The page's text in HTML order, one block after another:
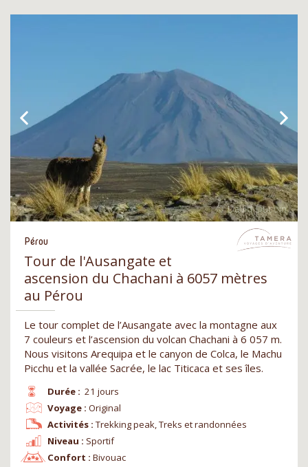
Pérou
Tour de l'Ausangate et
ascension du Chachani à 6057 mètres
au Pérou
Le tour complet de l’Ausangate avec la montagne aux
7 couleurs et l’ascension du volcan Chachani à 6 057 m.
Nous visitons Arequipa et le canyon de Colca, le Machu
Picchu et la vallée Sacrée, le lac Titicaca et ses îles.
Durée : 21 jours
Niveau : Sportif
Voyage : Original
Confort : Bivouac
Activités : Trekking peak, Treks et randonnées